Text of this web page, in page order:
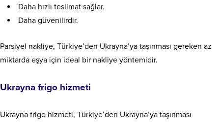
Daha hızlı teslimat sağlar.
Daha güvenilirdir.
Parsiyel nakliye, Türkiye’den Ukrayna’ya taşınması gereken az
miktarda eşya için ideal bir nakliye yöntemidir.
Ukrayna frigo hizmeti
Ukrayna frigo hizmeti, Türkiye’den Ukrayna’ya taşınması